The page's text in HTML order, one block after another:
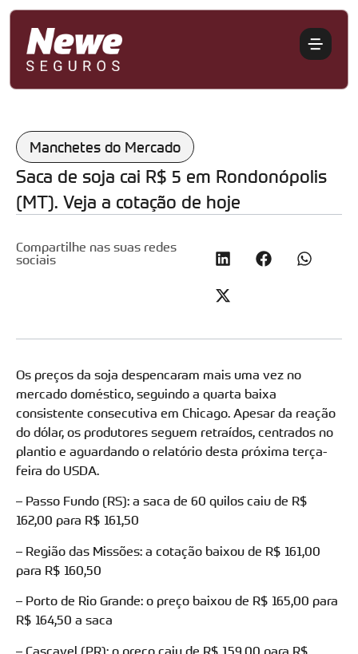
Manchetes do Mercado
Saca de soja cai R$ 5 em Rondonópolis
(MT). Veja a cotação de hoje
Compartilhe nas suas redes
sociais
Os preços da soja despencaram mais uma vez no
mercado doméstico, seguindo a quarta baixa
consistente consecutiva em Chicago. Apesar da reação
do dólar, os produtores seguem retraídos, centrados no
plantio e aguardando o relatório desta próxima terça-
feira do USDA.
– Passo Fundo (RS): a saca de 60 quilos caiu de R$
162,00 para R$ 161,50
– Região das Missões: a cotação baixou de R$ 161,00
para R$ 160,50
– Porto de Rio Grande: o preço baixou de R$ 165,00 para
R$ 164,50 a saca
– Cascavel (PR): o preço caiu de R$ 159,00 para R$